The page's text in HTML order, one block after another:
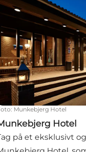
: Munkebjerg Hotel
Hotel
på et eksklusivt